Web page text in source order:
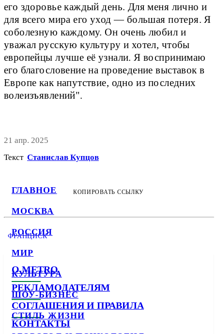
ГЛАВНОЕ
МОСКВА
РОССИЯ
МИР
КУЛЬТУРА
ШОУ-БИЗНЕС
СТИЛЬ ЖИЗНИ
его здоровье каждый день. Для меня лично и
для всего мира его уход — большая потеря. Я
соболезную каждому. Он очень любил и
уважал русскую культуру и хотел, чтобы
европейцы лучше её узнали. Я воспринимаю
его благословение на проведение выставок в
Европе как напутствие, одно из последних
волеизъявлений".
21 апр. 2025
Текст Станислав Купцов
КОПИРОВАТЬ ССЫЛКУ
ФРАНЦИСК
О METRO
РЕКЛАМОДАТЕЛЯМ
СОГЛАШЕНИЯ И ПРАВИЛА
КОНТАКТЫ